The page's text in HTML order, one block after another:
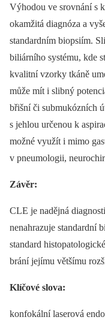
Výhodou ve srovnání s
okamžitá diagnóza a
standardním biopsiím.
biliárního systému, kde
kvalitní vzorky tkáně
může mít i slibný
břišní či submukózních
s jehlou určenou k
možné využít i mimo
v pneumologii,
Závěr:
CLE je nadějná
nenahrazuje standardní
standard
brání jejímu většímu
Klíčové slova:
konfokální laserová